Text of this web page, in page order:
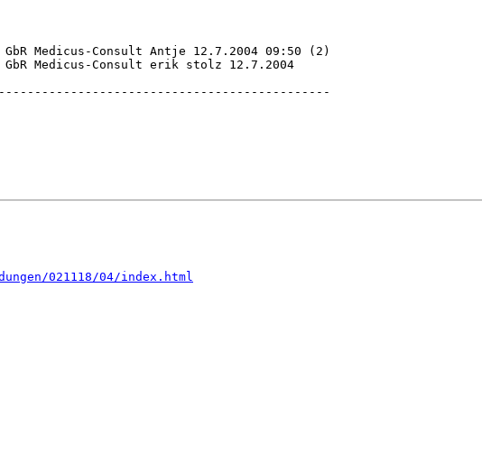
GbR Medicus-Consult Antje 12.7.2004 09:50 (2)
GbR Medicus-Consult erik stolz 12.7.2004
021118/04/index.html